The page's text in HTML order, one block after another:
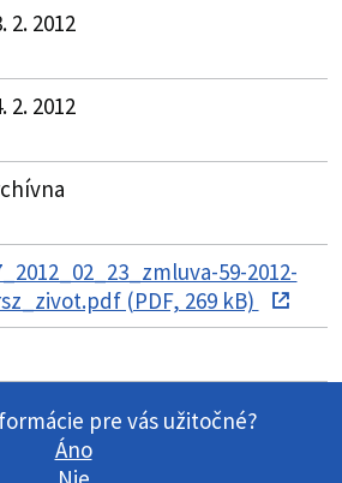
2. 2012
2. 2012
59-2012-
(PDF, 269 kB)
pre vás užitočné?
Áno